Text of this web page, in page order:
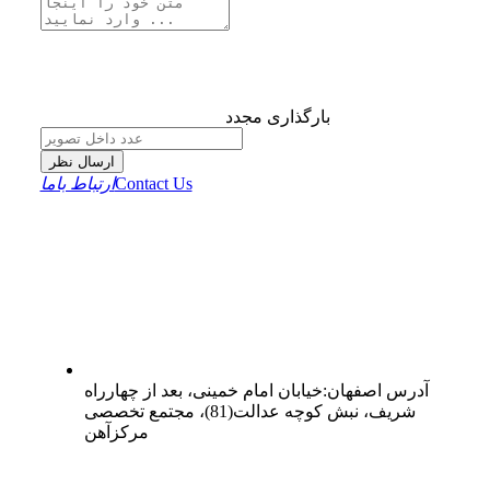
بارگذاری مجدد
ارسال نظر
ارتباط باماContact Us
آدرس اصفهان:خیابان امام خمینی، بعد از چهارراه
شریف، نبش کوچه عدالت(81)، مجتمع تخصصی
مرکزآهن